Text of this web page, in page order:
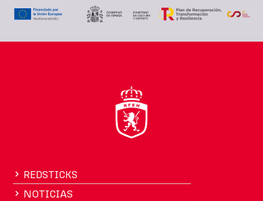
REDSTICKS
NOTICIAS